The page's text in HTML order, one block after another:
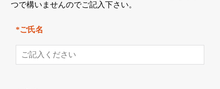
つで構いませんのでご記入下さい。
*ご氏名